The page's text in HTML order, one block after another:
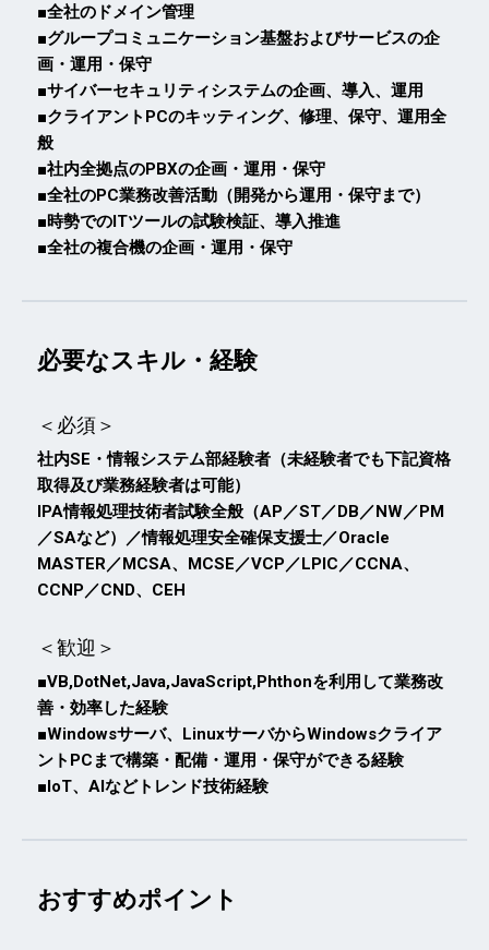
■全社のドメイン管理
■グループコミュニケーション基盤およびサービスの企
画・運用・保守
■サイバーセキュリティシステムの企画、導入、運用
■クライアントPCのキッティング、修理、保守、運用全
般
■社内全拠点のPBXの企画・運用・保守
■全社のPC業務改善活動（開発から運用・保守まで）
■時勢でのITツールの試験検証、導入推進
■全社の複合機の企画・運用・保守
必要なスキル・経験
＜必須＞
社内SE・情報システム部経験者（未経験者でも下記資格
取得及び業務経験者は可能）
IPA情報処理技術者試験全般（AP／ST／DB／NW／PM
／SAなど）／情報処理安全確保支援士／Oracle
MASTER／MCSA、MCSE／VCP／LPIC／CCNA、
CCNP／CND、CEH
＜歓迎＞
■VB,DotNet,Java,JavaScript,Phthonを利用して業務改
善・効率した経験
■Windowsサーバ、LinuxサーバからWindowsクライア
ントPCまで構築・配備・運用・保守ができる経験
■IoT、AIなどトレンド技術経験
おすすめポイント